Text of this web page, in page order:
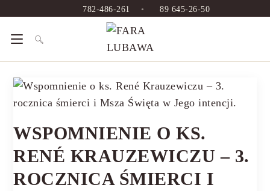
782-486-261 • 89 645-26-50
WSPOMNIENIE O KS.
RENÉ KRAUZEWICZU – 3.
ROCZNICA ŚMIERCI I